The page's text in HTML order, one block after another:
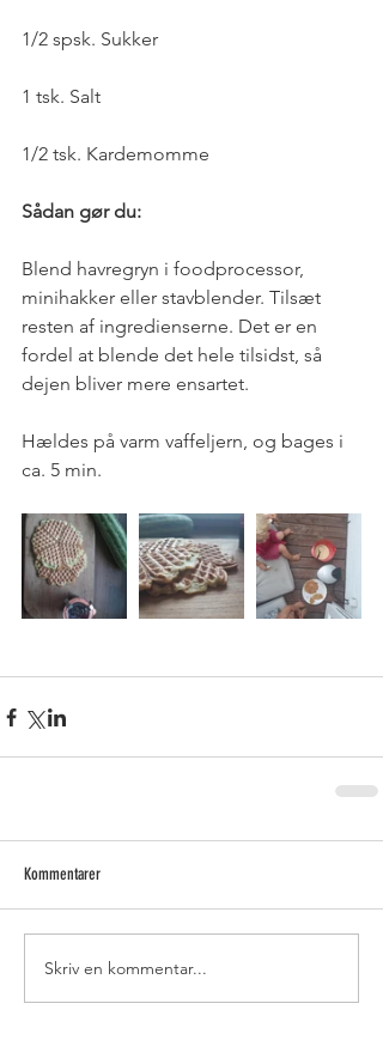
1/2 spsk. Sukker
1 tsk. Salt
1/2 tsk. Kardemomme
Sådan gør du:
Blend havregryn i foodprocessor,
minihakker eller stavblender. Tilsæt
resten af ingredienserne. Det er en
fordel at blende det hele tilsidst, så
dejen bliver mere ensartet.
Hældes på varm vaffeljern, og bages i
ca. 5 min.
Kommentarer
Skriv en kommentar...